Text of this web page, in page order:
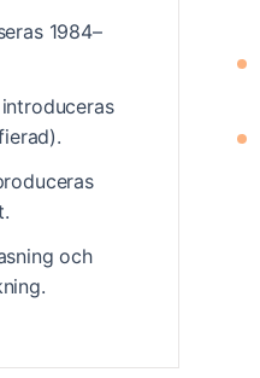
1984–
och